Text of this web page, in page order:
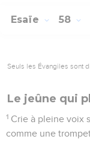
Esaïe 58
Seuls les Évangiles sont
Le jeûne qui
1 Crie à pleine voix
comme une